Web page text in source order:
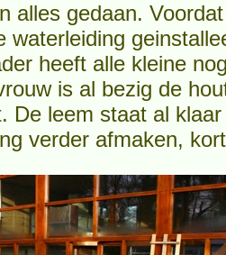
alles gedaan.
waterleiding
heeft alle kleine
is al bezig de
De leem staat al
verder afmaken,